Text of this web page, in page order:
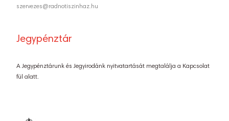
szervezes@radnotiszinhaz.hu
Jegypénztár
A Jegypénztárunk és Jegyirodánk nyitvatartását megtalálja a Kapcsolat
fül alatt.